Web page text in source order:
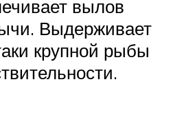
вылов
Выдерживает
крупной рыбы